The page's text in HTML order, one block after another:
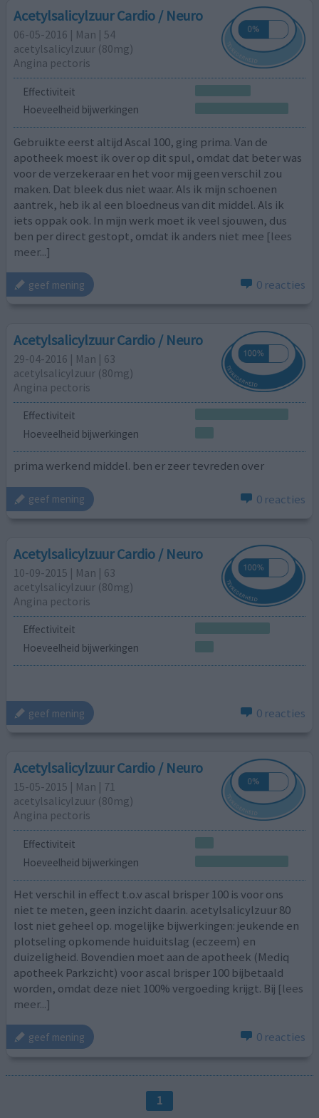
Acetylsalicylzuur Cardio / Neuro
06-05-2016 | Man | 54
acetylsalicylzuur (80mg)
Angina pectoris
Effectiviteit
Hoeveelheid bijwerkingen
Gebruikte eerst altijd Ascal 100, ging prima. Van de
apotheek moest ik over op dit spul, omdat dat beter was
voor de verzekeraar en het voor mij geen verschil zou
maken. Dat bleek dus niet waar. Als ik mijn schoenen
aantrek, heb ik al een bloedneus van dit middel. Als ik
iets oppak ook. In mijn werk moet ik veel sjouwen, dus
ben per direct gestopt, omdat ik anders niet mee [lees
meer...]
geef mening 0 reacties
Acetylsalicylzuur Cardio / Neuro
29-04-2016 | Man | 63
acetylsalicylzuur (80mg)
Angina pectoris
Effectiviteit
Hoeveelheid bijwerkingen
prima werkend middel. ben er zeer tevreden over
geef mening 0 reacties
Acetylsalicylzuur Cardio / Neuro
10-09-2015 | Man | 63
acetylsalicylzuur (80mg)
Angina pectoris
Effectiviteit
Hoeveelheid bijwerkingen
geef mening 0 reacties
Acetylsalicylzuur Cardio / Neuro
15-05-2015 | Man | 71
acetylsalicylzuur (80mg)
Angina pectoris
Effectiviteit
Hoeveelheid bijwerkingen
Het verschil in effect t.o.v ascal brisper 100 is voor ons
niet te meten, geen inzicht daarin. acetylsalicylzuur 80
lost niet geheel op. mogelijke bijwerkingen: jeukende en
plotseling opkomende huiduitslag (eczeem) en
duizeligheid. Bovendien moet aan de apotheek (Mediq
apotheek Parkzicht) voor ascal brisper 100 bijbetaald
worden, omdat deze niet 100% vergoeding krijgt. Bij [lees
meer...]
geef mening 0 reacties
1